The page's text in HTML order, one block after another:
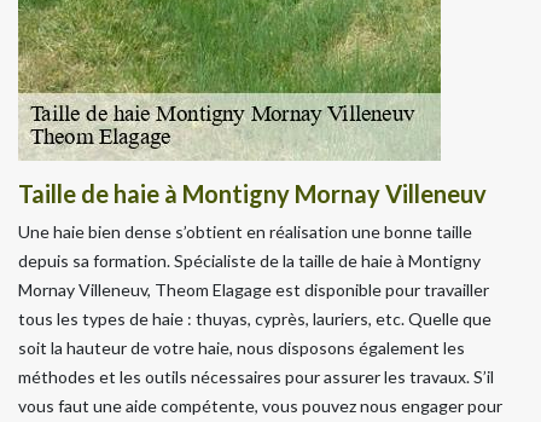
Taille de haie à Montigny Mornay Villeneuv
Une haie bien dense s’obtient en réalisation une bonne taille
depuis sa formation. Spécialiste de la taille de haie à Montigny
Mornay Villeneuv, Theom Elagage est disponible pour travailler
tous les types de haie : thuyas, cyprès, lauriers, etc. Quelle que
soit la hauteur de votre haie, nous disposons également les
méthodes et les outils nécessaires pour assurer les travaux. S’il
vous faut une aide compétente, vous pouvez nous engager pour